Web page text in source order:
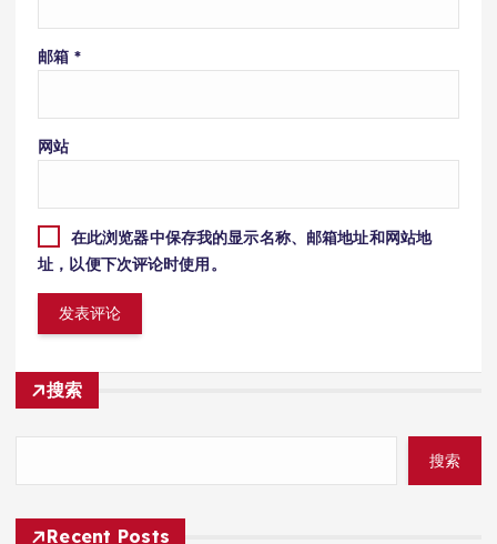
邮箱 *
网站
在此浏览器中保存我的显示名称、邮箱地址和网站地
址，以便下次评论时使用。
搜索
搜索
Recent Posts